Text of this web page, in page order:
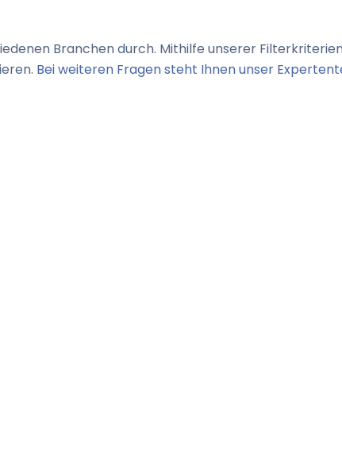
Branchen durch. Mithilfe unserer
Bei weiteren Fragen steht Ihnen unser